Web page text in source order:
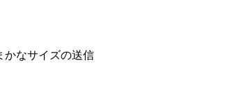
かなサイズの送信